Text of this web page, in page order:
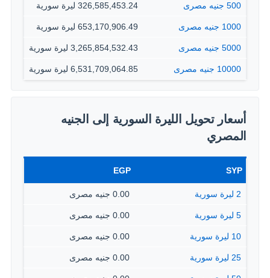
500 جنيه مصرى 326,585,453.24 ليرة سورية
1000 جنيه مصرى 653,170,906.49 ليرة سورية
5000 جنيه مصرى 3,265,854,532.43 ليرة سورية
10000 جنيه مصرى 6,531,709,064.85 ليرة سورية
أسعار تحويل الليرة السورية إلى الجنيه
المصري
SYP
EGP
2 ليرة سورية 0.00 جنيه مصرى
5 ليرة سورية 0.00 جنيه مصرى
10 ليرة سورية 0.00 جنيه مصرى
25 ليرة سورية 0.00 جنيه مصرى